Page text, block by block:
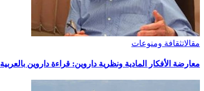
مقالاتثقافة ومنوعات
معارضة الأفكار المادية ونظرية داروين: قراءة داروين بالعربية 1860 – 1950.. كتاب مثير «2»